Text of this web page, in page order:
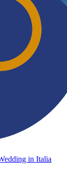
in Italia